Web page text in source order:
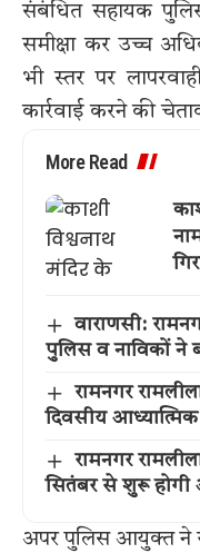
संबंधित सहायक पुलिस
समीक्षा कर उच्च
भी स्तर पर
कार्रवाई करने की
More Read
वाराणसी:
पुलिस व नाविकों ने
रामनगर
दिवसीय आध्यात्मिक
रामनगर
सितंबर से शुरू होगी
अपर पुलिस आयुक्त ने